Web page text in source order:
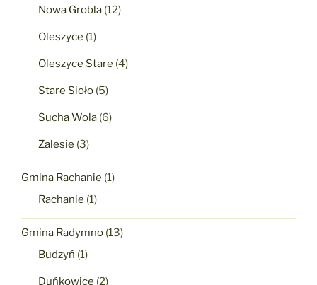
Nowa Grobla (12)
Oleszyce (1)
Oleszyce Stare (4)
Stare Sioło (5)
Sucha Wola (6)
Zalesie (3)
Gmina Rachanie (1)
Rachanie (1)
Gmina Radymno (13)
Budzyń (1)
Duńkowice (2)